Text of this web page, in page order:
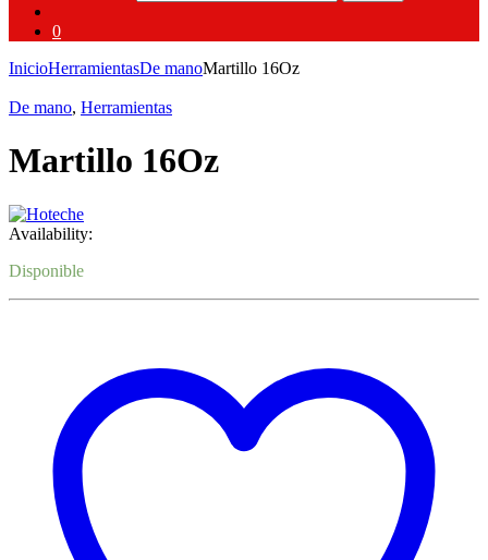
0
InicioHerramientasDe manoMartillo 16Oz
De mano, Herramientas
Martillo 16Oz
Availability:
Disponible